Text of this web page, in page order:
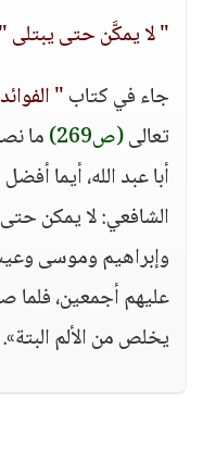
" لا يمكَّن حتى يبتلى "
جاء في كتاب"
تعالى(ص269)
ما
أبا عبد الله، أيما
الشافعي: لا يمكن حتى
وإبراهيم وموسى
عليهم أجمعين، فلما
يخلص من الألم البتة».